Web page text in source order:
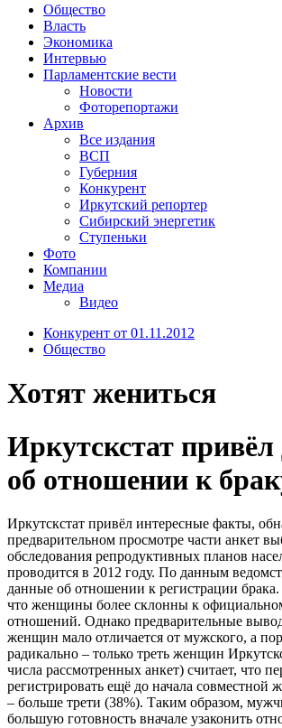
Общество
Власть
Экономика
Интервью
Парламентские вести
Новости
Фоторепортажи
Архив
Все издания
ВСП
Губерния
Конкурент
Иркутский репортер
Сибирский энергетик
Ступеньки
Фото
Компании
Медиа
Видео
Конкурент от 01.11.2012
Общество
Хотят жениться
Иркутскстат
об отношении к
Иркутскстат привёл интересные факты,
предварительном просмотре части анкет
обследования репродуктивных планов
проводится в 2012 году. По данным
данные об отношении к регистрации
что женщины более склонны к
отношений. Однако предварительные
женщин мало отличается от мужского, а
радикально – только треть женщин
числа рассмотренных анкет) считает, что
регистрировать ещё до начала совместной
– больше трети (38%). Таким образом,
большую готовность вначале узаконить